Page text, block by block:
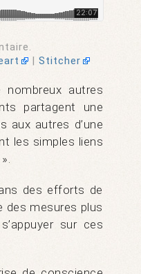
| Stitcher
autres
partagent une
aux autres d’une
les simples liens
des efforts de
des mesures plus
sur ces